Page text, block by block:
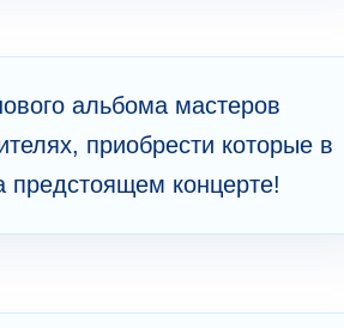
альбома мастеров
приобрести которые в
концерте!